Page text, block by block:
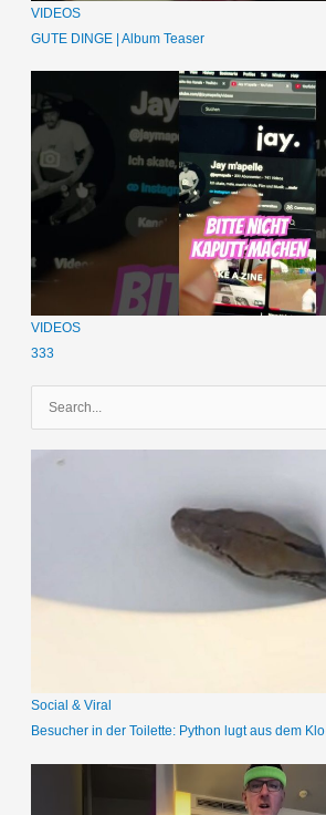
VIDEOS
GUTE DINGE | Album Teaser
VIDEOS
333
c
c
Social & Viral
Besucher in der Toilette: Python lugt aus dem Klo